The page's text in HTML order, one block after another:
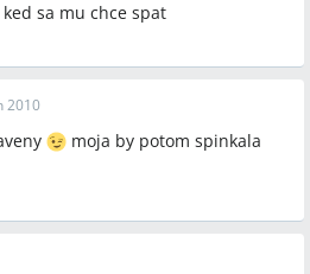
sa mu chce spat
2010
moja by potom spinkala